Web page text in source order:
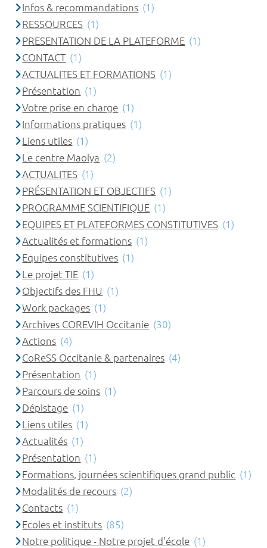
Infos & recommandations (1)
RESSOURCES (1)
PRESENTATION DE LA PLATEFORME (1)
CONTACT (1)
ACTUALITES ET FORMATIONS (1)
Présentation (1)
Votre prise en charge (1)
Informations pratiques (1)
Liens utiles (1)
Le centre Maolya (2)
ACTUALITES (1)
PRÉSENTATION ET OBJECTIFS (1)
PROGRAMME SCIENTIFIQUE (1)
EQUIPES ET PLATEFORMES CONSTITUTIVES (1)
Actualités et formations (1)
Equipes constitutives (1)
Le projet TIE (1)
Objectifs des FHU (1)
Work packages (1)
Archives COREVIH Occitanie (30)
Actions (4)
CoReSS Occitanie & partenaires (4)
Présentation (1)
Parcours de soins (1)
Dépistage (1)
Liens utiles (1)
Actualités (1)
Présentation (1)
Formations, journées scientifiques grand public (1)
Modalités de recours (2)
Contacts (1)
Ecoles et instituts (85)
Notre politique - Notre projet d'école (1)